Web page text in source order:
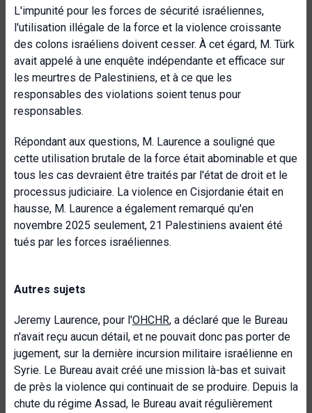
L'impunité pour les forces de sécurité israéliennes,
l'utilisation illégale de la force et la violence croissante
des colons israéliens doivent cesser. À cet égard, M. Türk
avait appelé à une enquête indépendante et efficace sur
les meurtres de Palestiniens, et à ce que les
responsables des violations soient tenus pour
responsables.
Répondant aux questions, M. Laurence a souligné que
cette utilisation brutale de la force était abominable et que
tous les cas devraient être traités par l'état de droit et le
processus judiciaire. La violence en Cisjordanie était en
hausse, M. Laurence a également remarqué qu'en
novembre 2025 seulement, 21 Palestiniens avaient été
tués par les forces israéliennes.
Autres sujets
Jeremy Laurence, pour l'OHCHR, a déclaré que le Bureau
n'avait reçu aucun détail, et ne pouvait donc pas porter de
jugement, sur la dernière incursion militaire israélienne en
Syrie. Le Bureau avait créé une mission là-bas et suivait
de près la violence qui continuait de se produire. Depuis la
chute du régime Assad, le Bureau avait régulièrement